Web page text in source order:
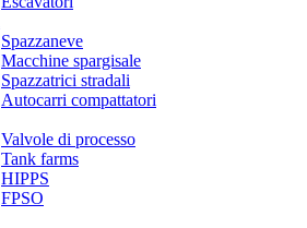
Spazzaneve
Macchine spargisale
Spazzatrici stradali
Autocarri compattatori
Valvole di processo
Tank farms
HIPPS
FPSO